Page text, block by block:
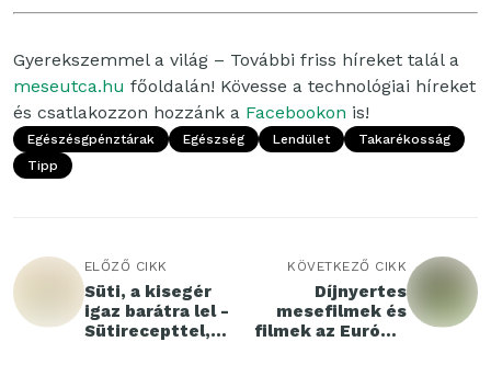
Gyerekszemmel a világ – További friss híreket talál a
meseutca.hu főoldalán! Kövesse a technológiai híreket
és csatlakozzon hozzánk a Facebookon is!
Egészésgpénztárak Egészség Lendület
Takarékosság
Tipp
ELŐZŐ CIKK
Süti, a kisegér
igaz barátra lel -
Sütirecepttel,
KÖVETKEZŐ CIKK
Díjnyertes
mesefilmek és
filmek az Európai